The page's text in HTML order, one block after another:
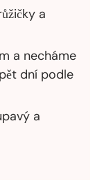
a
a necháme
dní podle
a